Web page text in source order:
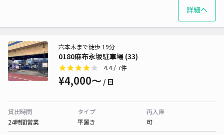
詳細へ
0180麻布永坂駐車場 (33)
六本木まで徒歩 19分
4.4/ 7件
¥4,000〜 / 日
貸出時間
24時間営業
タイプ
平置き
再入庫
可